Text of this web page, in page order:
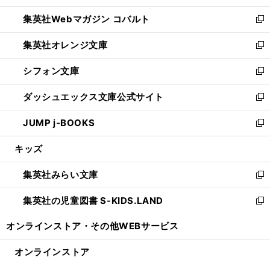
開
く
ウ
で
開
く
ン
ド
ウ
で
開
く
ウ
ィ
ン
ド
ウ
で
開
く
集英社Webマガジン コバルト
新
し
い
ウ
ィ
ン
ド
ウ
で
開
集英社オレンジ文庫
新
し
い
ウ
ィ
ン
ド
ウ
開
く
シフォン文庫
新
し
い
ウ
ィ
ン
ウ
で
開
く
ダッシュエックス文庫公式サイト
新
し
い
ウ
ン
ド
ウ
で
JUMP j-BOOKS
新
し
ウ
ィ
ン
ド
開
キッズ
集英社みらい文庫
新
し
い
ン
集英社の児童図書 S-KIDS.LAND
新
ウ
オンラインストア・ その他WEBサービス
オンラインストア